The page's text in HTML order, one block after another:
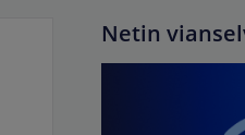
Netin